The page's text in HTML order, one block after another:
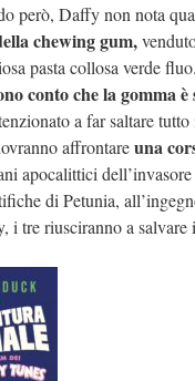
però, Daffy non nota
chewing gum,
pasta collosa verde
conto che la gomma è
a far saltare
affrontareuna
apocalittici dell’invasore
di Petunia,
i tre riusciranno a salvare